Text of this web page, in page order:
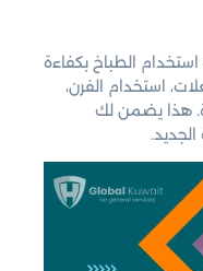
الطباخ بكفاءة
استخدام الفرن،
هذا يضمن لك